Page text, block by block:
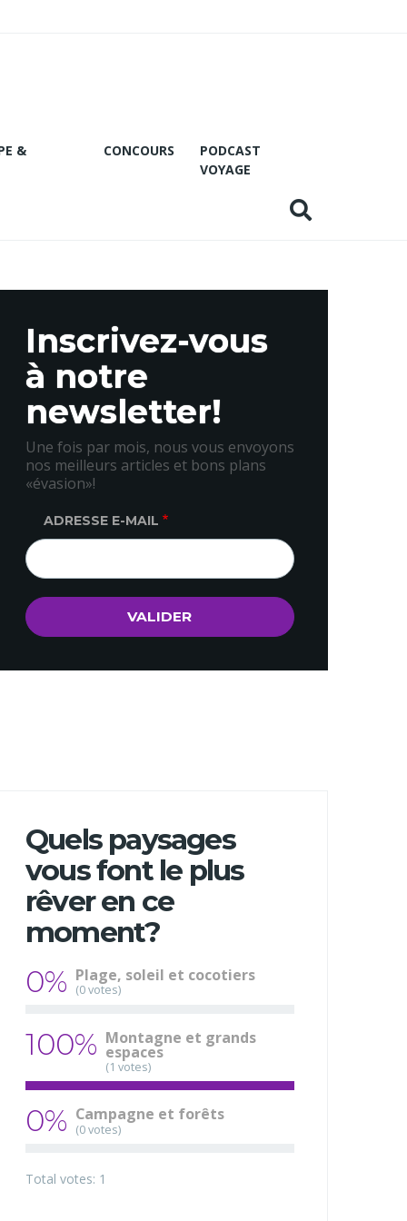
&
CONCOURS
PODCAST
VOYAGE
Inscrivez-vous
à notre
newsletter!
Une fois par mois, nous vous envoyons
nos meilleurs articles et bons plans
«évasion»!
ADRESSE E-MAIL
Quels paysages
vous font le plus
rêver en ce
moment?
0% Plage, soleil et cocotiers
(0 votes)
100% Montagne et grands
espaces
(1 votes)
0% Campagne et forêts
(0 votes)
Total votes: 1